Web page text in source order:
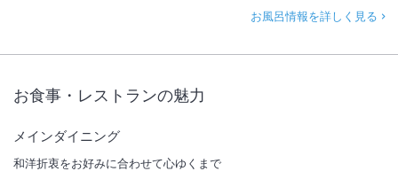
お風呂情報を詳しく見る
お食事・レストランの魅力
メインダイニング
和洋折衷をお好みに合わせて心ゆくまで